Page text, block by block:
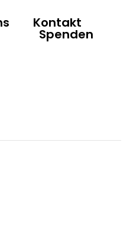
Kontakt
Spenden